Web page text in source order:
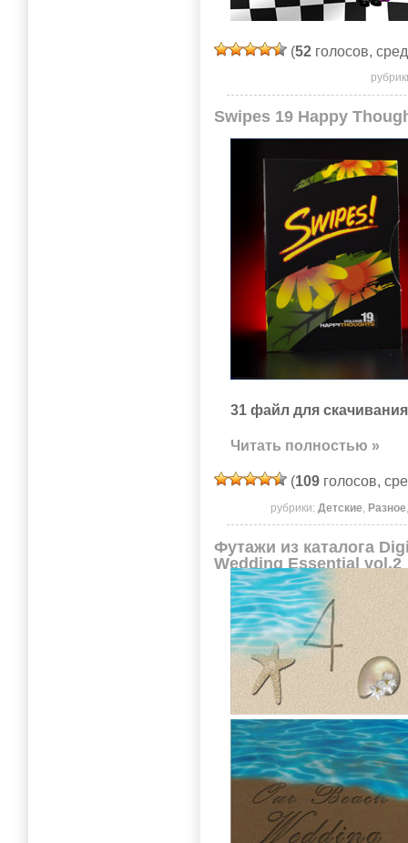
(52 голосов,
Swipes 19 Happy
31 файл для
Читать полностью »
(109 голосов,
рубрики:Детские Разное
Футажи из каталога
Wedding Essential vol.2